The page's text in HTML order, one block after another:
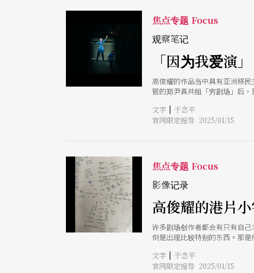
焦点专题 Focus
观察笔记
「因为我爱演
高俊耀的作品当中具有亚洲移
管的郑尹真共组「穷剧场」后
透过直觉与实验过程所发展的
常围绕著其在传统与当代剧场
界交会，展开对自己、他人和
气壮地写剧本、当导演具体实
《亲密：高俊耀剧作选》当中
是某个「故事起点」与其在日
够参与世界、与他人连结。 「
俊耀家里开餐厅，那时候没有
文字 | 于念平
官网限定报导 2025/01/15
焦点专题 Focus
影像记录
高俊耀的港片
许多剧场创作者都会有只有自
倒是出现比较特别的东西。那
色塑造从1980年代至今的变化
是香港连续剧的主题，以腥膻
文字 | 于念平
官网限定报导 2025/01/15